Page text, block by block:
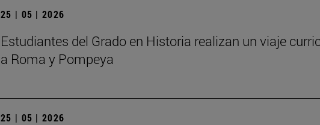
25 | 05 | 2026
Estudiantes del Grado en Historia realizan un viaje
a Roma y Pompeya
25 | 05 | 2026